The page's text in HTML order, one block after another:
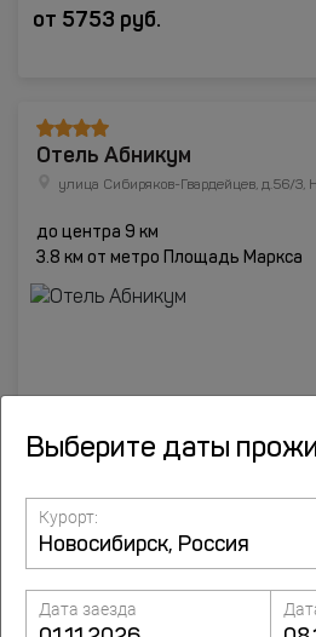
от 5753 руб.
Отель Абникум
улица Сибиряков-Гвардейцев, д.56/3,
до центра 9 км
3.8 км от метро Площадь Маркса
от10918руб.
Выберите даты
Курорт:
Дата заезда